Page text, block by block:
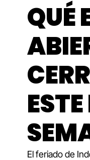
QUÉ
El feriado de